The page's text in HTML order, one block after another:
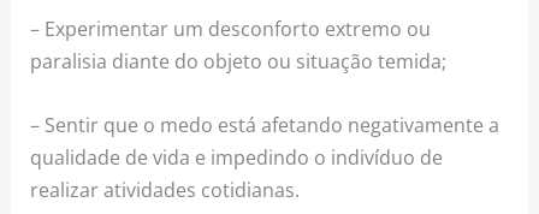
– Experimentar um desconforto extremo ou
paralisia diante do objeto ou situação temida;
– Sentir que o medo está afetando negativamente a
qualidade de vida e impedindo o indivíduo de
realizar atividades cotidianas.